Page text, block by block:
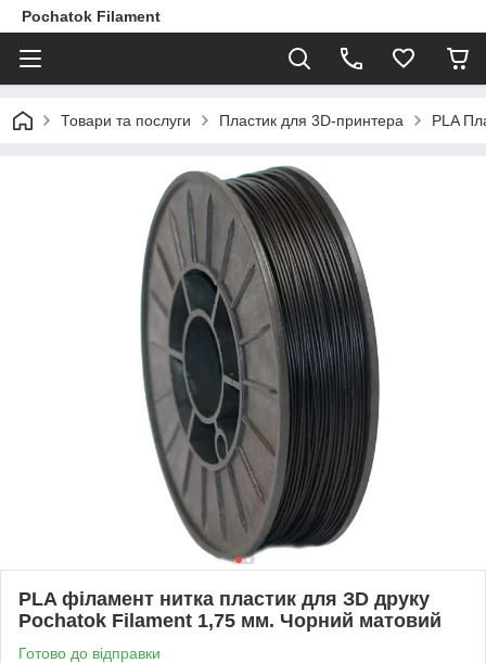
Pochatok Filament
Товари та послуги Пластик для 3D-принтера PLA
PLA філамент нитка пластик для ЗD друку
Pochatok Filament 1,75 мм. Чорний матовий
Готово до відправки